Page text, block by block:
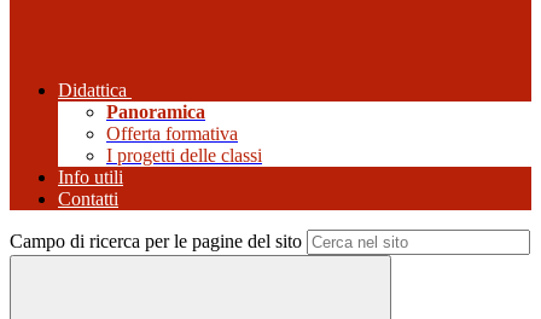
Didattica
Panoramica
Offerta formativa
I progetti delle classi
Info utili
Contatti
Campo di ricerca per le pagine del sito